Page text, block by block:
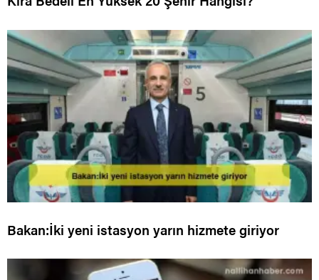
Bakan:İki yeni istasyon yarın hizmete giriyor